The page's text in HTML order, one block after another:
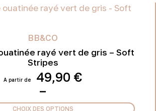
BB&CO
rayé vert de gris – Soft
Stripes
49,90 €
–
de
CHOIX DES OPTIONS